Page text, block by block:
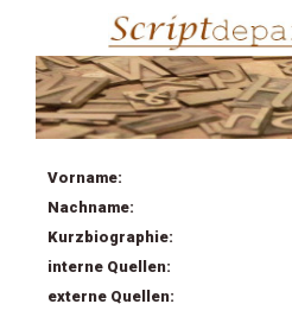
Vorname:
Nachname:
Kurzbiographie:
interne Quellen:
externe Quellen: